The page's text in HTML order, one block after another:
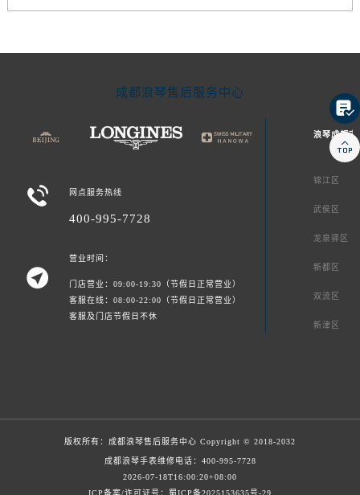
成都浪琴售后服务中心
 网点服务热线
400-995-7728

营业时间：
门店营业：09:00-19:30（节假日正常营业）
客服在线：08:00-22:00（节假日正常营业）
客服及门店节假日不休
浪琴成都市
锦江区
武侯区
龙泉驿区
新都区
双流区
新津区
版权所有： 成都浪琴售后服务中心 Copyright © 2018-2032
成都浪琴手表维修电话： 400-995-7728
2026-07-18T16:00:20+08:00
ICP备案/许可证号：蜀ICP备2025153635号-29

